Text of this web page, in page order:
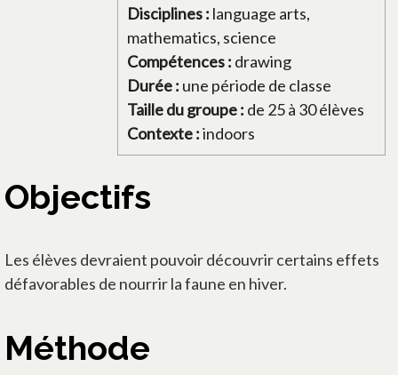
Disciplines : language arts,
mathematics, science
Compétences : drawing
Durée : une période de classe
Taille du groupe : de 25 à 30 élèves
Contexte :indoors
Objectifs
Les élèves devraient pouvoir découvrir certains effets
défavorables de nourrir la faune en hiver.
Méthode